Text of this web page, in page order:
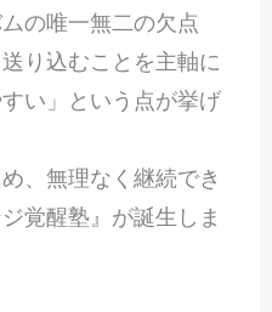
の唯一無二の欠点
り込むことを主軸に
い」という点が挙げ
、無理なく継続でき
覚醒塾』が誕生しま